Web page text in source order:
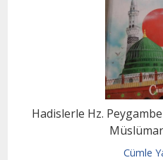
Hadislerle Hz.
Cümle